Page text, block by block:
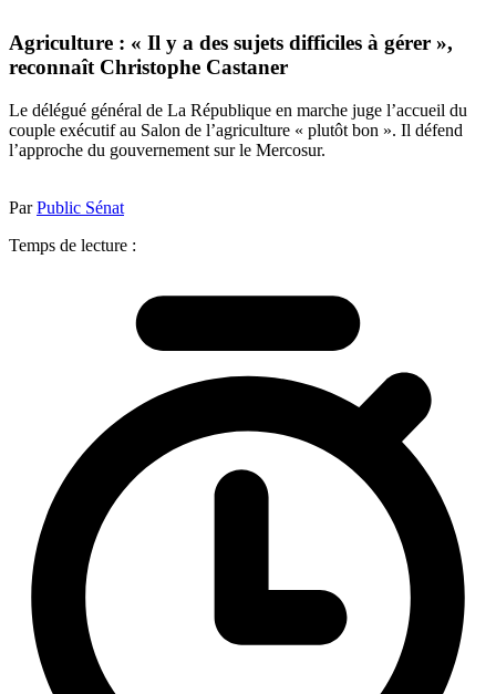
Agriculture : « Il y a des sujets difficiles à gérer »,
reconnaît Christophe Castaner
Le délégué général de La République en marche juge l’accueil du
couple exécutif au Salon de l’agriculture « plutôt bon ». Il défend
l’approche du gouvernement sur le Mercosur.
ParPublic Sénat
Temps de lecture :